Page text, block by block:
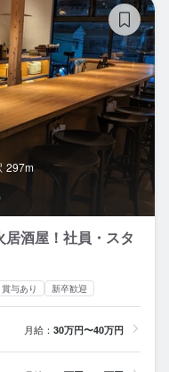
297m
居酒屋！社員・スタ
与あり 新卒歓迎
月給： 30万円〜40万円